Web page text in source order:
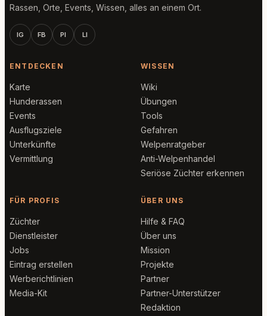
Rassen, Orte, Events, Wissen, alles an einem Ort.
IG FB PI LI
ENTDECKEN
Karte
Hunderassen
Events
Ausflugsziele
Unterkünfte
Vermittlung
WISSEN
Wiki
Übungen
Tools
Gefahren
Welpenratgeber
Anti-Welpenhandel
Seriöse Züchter erkennen
FÜR PROFIS
Züchter
Dienstleister
Jobs
Eintrag erstellen
Werberichtlinien
Media-Kit
ÜBER UNS
Hilfe & FAQ
Über uns
Mission
Projekte
Partner
Partner-Unterstützer
Redaktion